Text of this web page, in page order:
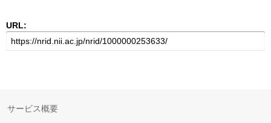
URL:
サービス概要